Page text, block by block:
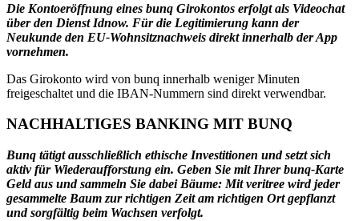
Die Kontoeröffnung eines bunq Girokontos erfolgt als Videochat
über den Dienst Idnow. Für die Legitimierung kann der
Neukunde den EU-Wohnsitznachweis direkt innerhalb der App
vornehmen.
Das Girokonto wird von bunq innerhalb weniger Minuten
freigeschaltet und die IBAN-Nummern sind direkt verwendbar.
NACHHALTIGES BANKING MIT BUNQ
Bunq tätigt ausschließlich ethische Investitionen und setzt sich
aktiv für Wiederaufforstung ein. Geben Sie mit Ihrer bunq-Karte
Geld aus und sammeln Sie dabei Bäume: Mit veritree wird jeder
gesammelte Baum zur richtigen Zeit am richtigen Ort gepflanzt
und sorgfältig beim Wachsen verfolgt.